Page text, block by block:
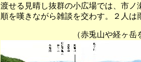
渡せる見晴し抜群の小広場では、市
順を嘆きながら雑談を交わす。２人
（赤兎山や経ヶ岳を正面に